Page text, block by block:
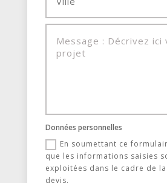
Données personnelles
En soumettant ce
que les informations saisies
exploitées dans le cadre de
devis.